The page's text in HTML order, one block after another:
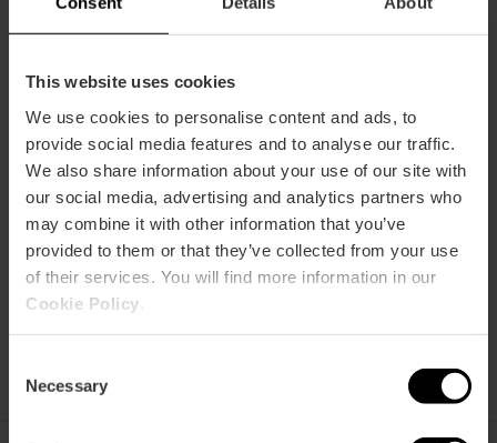
This website uses cookies
We use cookies to personalise content and ads, to
provide social media features and to analyse our traffic.
We also share information about your use of our site with
our social media, advertising and analytics partners who
may combine it with other information that you’ve
provided to them or that they’ve collected from your use
of their services. You will find more information in our
Cookie Policy
Selection
Necessary
Häufig
gestellte
Fragen
Wie man
spart
Wie man sie
benutzt
VTC kaufen